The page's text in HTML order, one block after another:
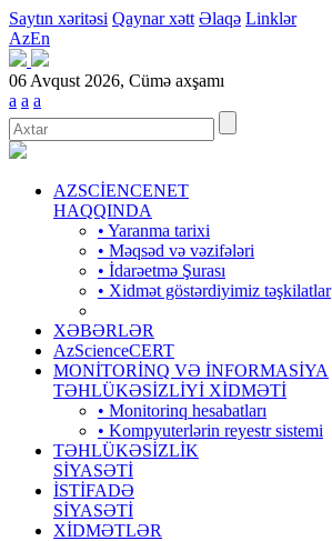
Saytın xəritəsi Qaynar xətt Əlaqə Linklər
AzEn
06 Avqust 2026, Cümə axşamı
a a a
AZSCİENCENET
HAQQINDA
• Yaranma tarixi
• Məqsəd və vəzifələri
• İdarəetmə Şurası
• Xidmət göstərdiyimiz təşkilatlar
XƏBƏRLƏR
AzScienceCERT
MONİTORİNQ VƏ İNFORMASİYA
TƏHLÜKƏSİZLİYİ XİDMƏTİ
• Monitorinq hesabatları
• Kompyuterlərin reyestr sistemi
TƏHLÜKƏSİZLİK
SİYASƏTİ
İSTİFADƏ
SİYASƏTİ
XİDMƏTLƏR